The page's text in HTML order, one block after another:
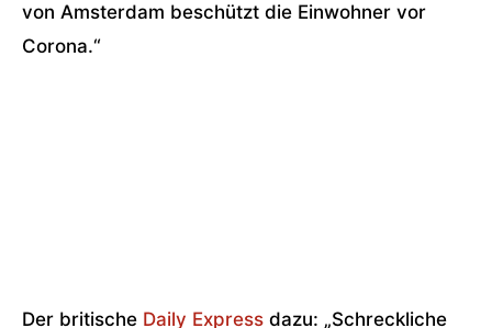
von Amsterdam beschützt die Einwohner vor
Corona.“
Der britische Daily Express dazu: „Schreckliche